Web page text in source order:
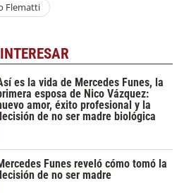
Flematti
es la vida de Mercedes Funes, la
esposa de Nico Vázquez:
amor, éxito profesional y la
de no ser madre biológica
Funes reveló cómo tomó la
de no ser madre